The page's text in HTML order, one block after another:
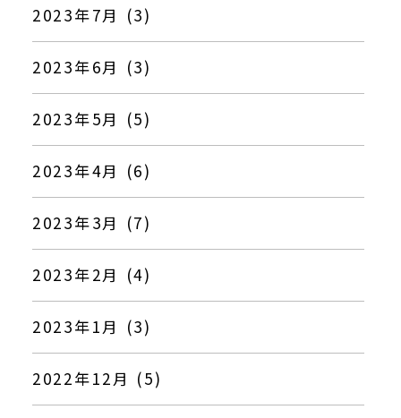
2023年7月 (3)
2023年6月 (3)
2023年5月 (5)
2023年4月 (6)
2023年3月 (7)
2023年2月 (4)
2023年1月 (3)
2022年12月 (5)